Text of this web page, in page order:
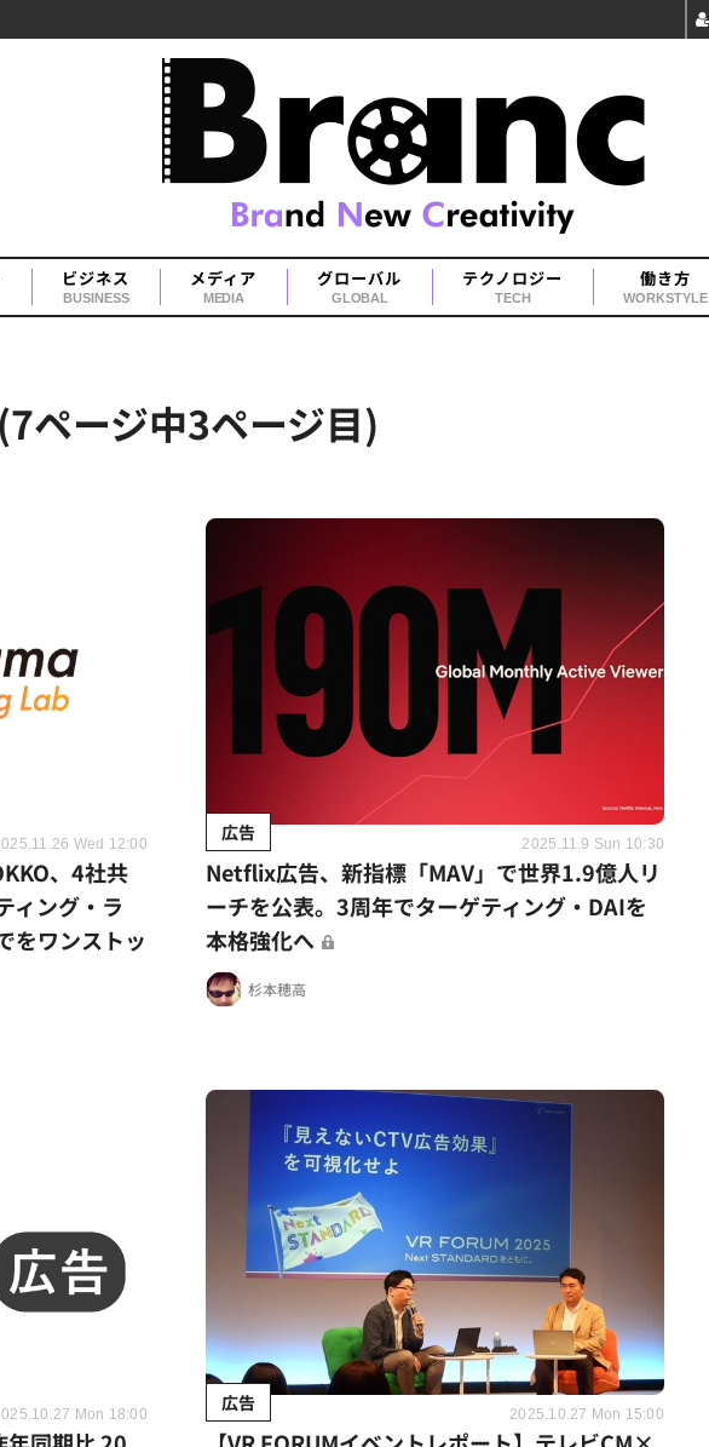
ビジネス
BUSINESS
メディア
MEDIA
グローバル
GLOBAL
テクノロジー
TECH
働き方
WORKSTYLE
ページ中3ページ目)
Wed 12:00
、4社共
ィング・ラ
をワンストッ
広告 2025.11.9 Sun 10:30
Netflix広告、新指標「MAV」で世界1.9億人リ
ーチを公表。3周年でターゲティング・DAIを
本格強化へ
杉本穂高
Mon 18:00 広告 2025.10.27 Mon 15:00